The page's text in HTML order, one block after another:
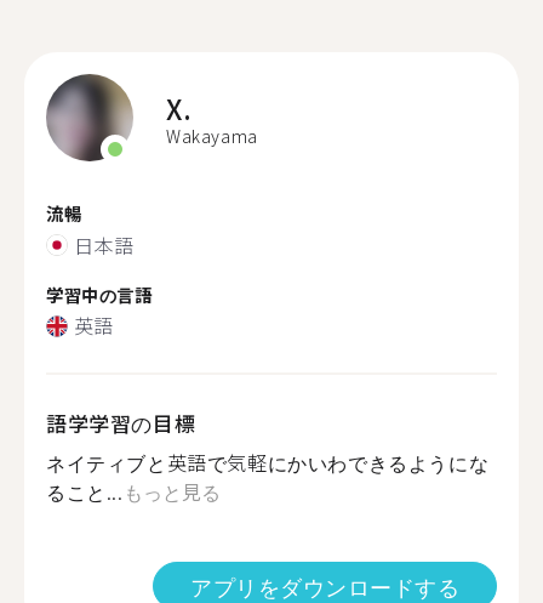
X.
Wakayama
流暢
日本語
学習中の言語
英語
語学学習の目標
ネイティブと英語で気軽にかいわできるようにな
ること... もっと見る
アプリをダウンロードする